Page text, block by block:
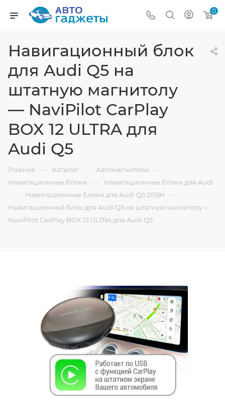
0
Навигационный блок
для Audi Q5 на
штатную магнитолу
— NaviPilot CarPlay
BOX 12 ULTRA для
Audi Q5
Главная — Каталог — Автомагнитолы —
Навигационные блоки — Навигационные блоки для Audi
— Навигационные блоки для Audi Q5 2018+ —
Навигационный блок для Audi Q5 на штатную магнитолу —
NaviPilot CarPlay BOX 12 ULTRA для Audi Q5